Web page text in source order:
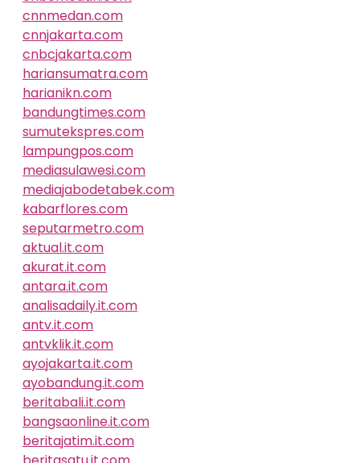
cnnmedan.com
cnnjakarta.com
cnbcjakarta.com
hariansumatra.com
harianikn.com
bandungtimes.com
sumutekspres.com
lampungpos.com
mediasulawesi.com
mediajabodetabek.com
kabarflores.com
seputarmetro.com
aktual.it.com
akurat.it.com
antara.it.com
analisadaily.it.com
antv.it.com
antvklik.it.com
ayojakarta.it.com
ayobandung.it.com
beritabali.it.com
bangsaonline.it.com
beritajatim.it.com